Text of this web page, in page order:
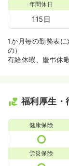
年間休日
115日
1か月毎の勤務表
の）
有給休暇、慶弔休
福利厚生・
健康保険
労災保険